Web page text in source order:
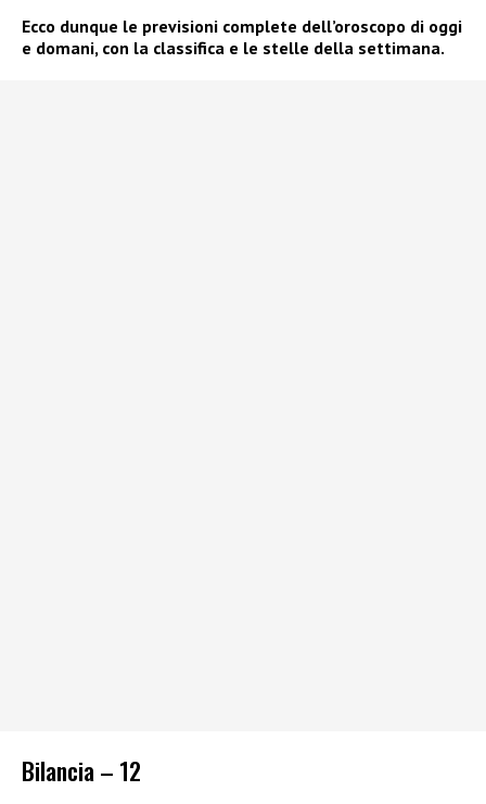
Ecco dunque le previsioni complete dell’oroscopo di oggi
e domani, con la classifica e le stelle della settimana.
Bilancia – 12